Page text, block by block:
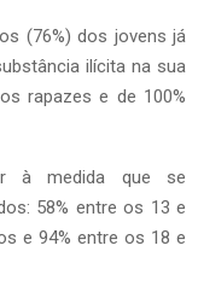
(76%) dos jovens já
ilícita na sua
rapazes e de 100%
à medida que se
58% entre os 13 e
e 94% entre os 18 e